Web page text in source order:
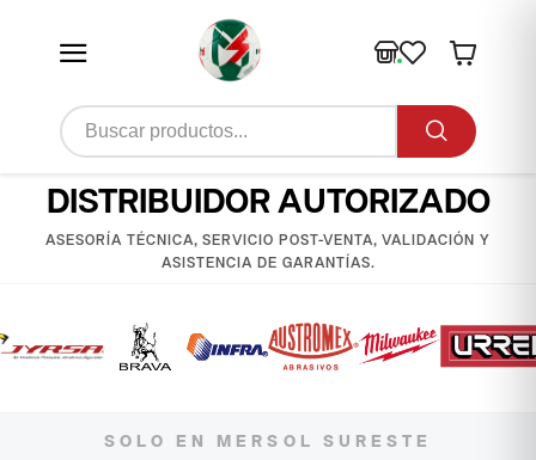
DISTRIBUIDOR AUTORIZADO
ASESORÍA TÉCNICA, SERVICIO POST-VENTA, VALIDACIÓN Y
ASISTENCIA DE GARANTÍAS.
SOLO EN MERSOL SURESTE